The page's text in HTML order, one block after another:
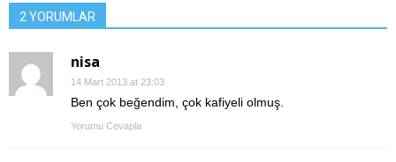
2 YORUMLAR
nisa
14 Mart 2013 at 23:03
Ben çok beğendim, çok kafiyeli olmuş.
Yorumu Cevapla